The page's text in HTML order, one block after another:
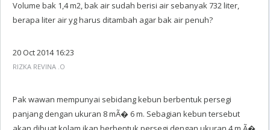
Volume bak 1,4 m2, bak air sudah berisi air sebanyak 732 liter,
berapa liter air yg harus ditambah agar bak air penuh?
20 Oct 2014 16:23
RIZKA REVINA .O
Pak wawan mempunyai sebidang kebun berbentuk persegi
panjang dengan ukuran 8 mÃ� 6 m. Sebagian kebun tersebut